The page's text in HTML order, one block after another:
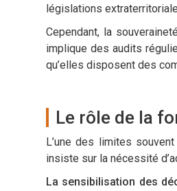
législations
Cependant, la
implique des audits
qu’elles disposent des
Le rôle de la
L’une des limites
insiste sur la nécessité
La sensibilisation des